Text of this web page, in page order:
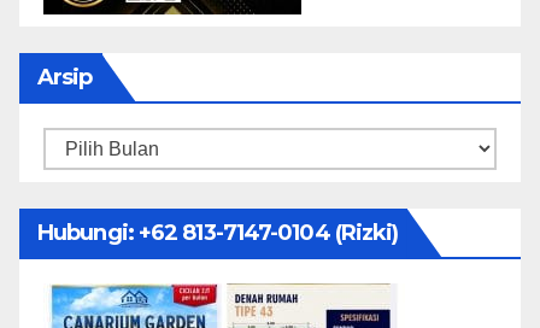
Arsip
Arsip
Hubungi: ‪+62 813-7147-0104‬ (Rizki)